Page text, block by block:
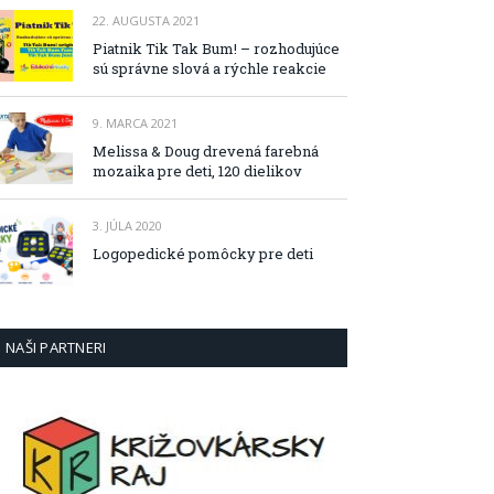
22. AUGUSTA 2021
Piatnik Tik Tak Bum! – rozhodujúce
sú správne slová a rýchle reakcie
9. MARCA 2021
Melissa & Doug drevená farebná
mozaika pre deti, 120 dielikov
3. JÚLA 2020
Logopedické pomôcky pre deti
NAŠI PARTNERI